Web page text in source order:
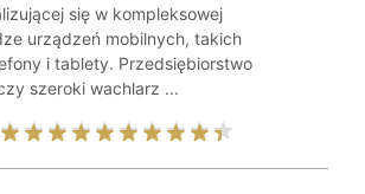
się w kompleksowej
urządzeń mobilnych, takich
i tablety. Przedsiębiorstwo
szeroki wachlarz ...